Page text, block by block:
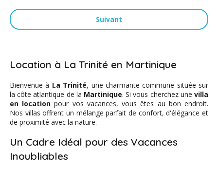
Suivant
Location à La Trinité en Martinique
Bienvenue à La Trinité, une charmante commune située sur
la côte atlantique de la Martinique. Si vous cherchez une villa
en location pour vos vacances, vous êtes au bon endroit.
Nos villas offrent un mélange parfait de confort, d'élégance et
de proximité avec la nature.
Un Cadre Idéal pour des Vacances
Inoubliables